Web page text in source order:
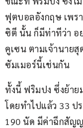
ฟุตบอลอังกฤษ เพร
ซิตี นั้น ก็มีท่าทีว่า อ
คูเซน ตามเจ้านาย
ซัมเมอร์นี้เช่นกัน
ทั้งนี้ ฟริมปง ซึ่งย้าย
โดยทำไปแล้ว 33 ป
190 นัด มีค่าฉีกสัญ